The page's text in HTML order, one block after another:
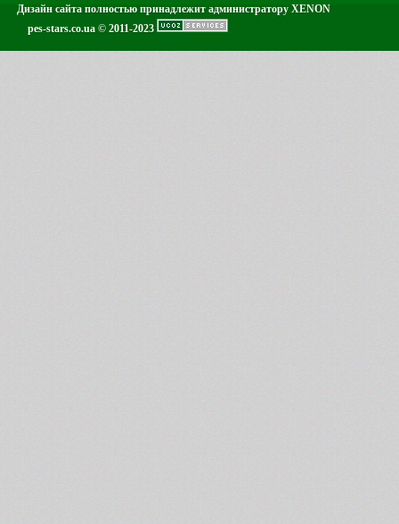
Дизайн сайта полностью принадлежит администратору XENON
pes-stars.co.ua © 2011-2023